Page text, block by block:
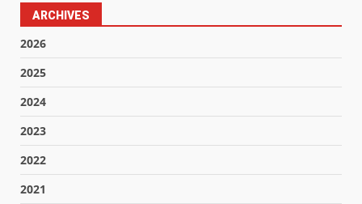
ARCHIVES
2026
2025
2024
2023
2022
2021